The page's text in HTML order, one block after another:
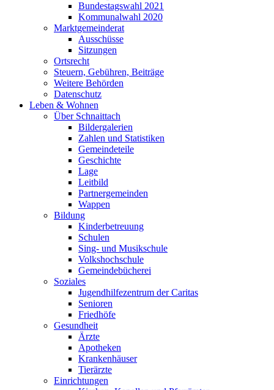
Bundestagswahl 2021
Kommunalwahl 2020
Marktgemeinderat
Ausschüsse
Sitzungen
Ortsrecht
Steuern, Gebühren, Beiträge
Weitere Behörden
Datenschutz
Leben & Wohnen
Über Schnaittach
Bildergalerien
Zahlen und Statistiken
Gemeindeteile
Geschichte
Lage
Leitbild
Partnergemeinden
Wappen
Bildung
Kinderbetreuung
Schulen
Sing- und Musikschule
Volkshochschule
Gemeindebücherei
Soziales
Jugendhilfezentrum der Caritas
Senioren
Friedhöfe
Gesundheit
Ärzte
Apotheken
Krankenhäuser
Tierärzte
Einrichtungen